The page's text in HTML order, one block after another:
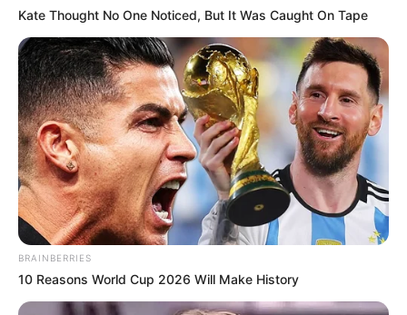
Kate Thought No One Noticed, But It Was Caught On Tape
BRAINBERRIES
10 Reasons World Cup 2026 Will Make History